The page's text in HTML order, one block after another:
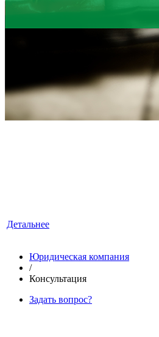
Детальнее
Юридическая компания
/
Консультация
Задать вопрос?